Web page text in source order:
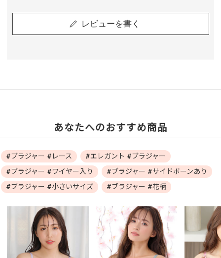
レビューを書く
あなたへのおすすめ商品
#ブラジャー #レース
#エレガント #ブラジャー
#ブラジャー #ワイヤー入り
#ブラジャー #サイドボーンあり
#ブラジャー #小さいサイズ
#ブラジャー #花柄